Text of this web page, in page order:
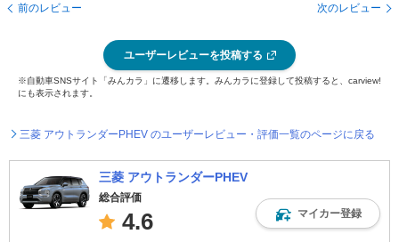
前のレビュー 次のレビュー
ユーザーレビューを投稿する
※自動車SNSサイト「みんカラ」に遷移します。みんカラに登録して投稿すると、carview!
にも表示されます。
三菱 アウトランダーPHEV のユーザーレビュー・評価一覧のページに戻る
三菱 アウトランダーPHEV
総合評価
4.6 マイカー登録